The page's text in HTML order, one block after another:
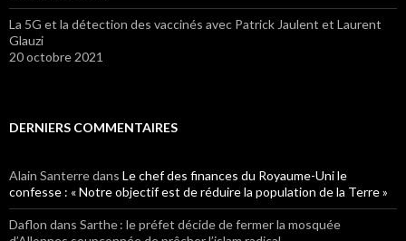
La 5G et la détection des vaccinés avec Patrick Jaulent et Laurent
Glauzi
20 octobre 2021
DERNIERS COMMENTAIRES
Alain Santerredans Le chef des finances du Royaume-Uni le
confesse : « Notre objectif est de réduire la population de la Terre »
Daflon dans Sarthe : le préfet décide de fermer la mosquée